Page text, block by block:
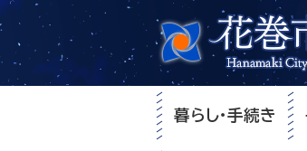
暮らし・手続き